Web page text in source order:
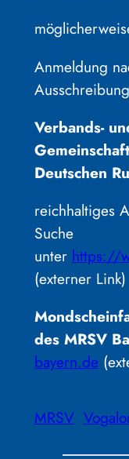
Anmeldung
Verbands-
Deutschen
reichhaltiges
Suche
unter https://
(externer Link)
des MRSV
bayern.de
MRSV